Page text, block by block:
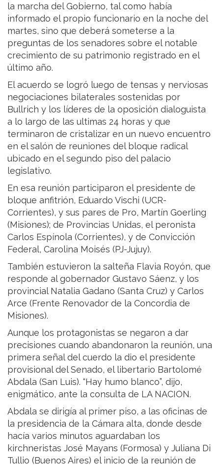
la marcha del Gobierno, tal como había
informado el propio funcionario en la noche del
martes, sino que deberá someterse a la
preguntas de los senadores sobre el notable
crecimiento de su patrimonio registrado en el
último año.
El acuerdo se logró luego de tensas y nerviosas
negociaciones bilaterales sostenidas por
Bullrich y los líderes de la oposición dialoguista
a lo largo de las ultimas 24 horas y que
terminaron de cristalizar en un nuevo encuentro
en el salón de reuniones del bloque radical
ubicado en el segundo piso del palacio
legislativo.
En esa reunión participaron el presidente de
bloque anfitrión, Eduardo Vischi (UCR-
Corrientes), y sus pares de Pro, Martín Goerling
(Misiones); de Provincias Unidas, el peronista
Carlos Espínola (Corrientes), y de Convicción
Federal, Carolina Moisés (PJ-Jujuy).
También estuvieron la salteña Flavia Royón, que
responde al gobernador Gustavo Sáenz, y los
provincial Natalia Gadano (Santa Cruz) y Carlos
Arce (Frente Renovador de la Concordia de
Misiones).
Aunque los protagonistas se negaron a dar
precisiones cuando abandonaron la reunión, una
primera señal del cuerdo la dio el presidente
provisional del Senado, el libertario Bartolomé
Abdala (San Luis). “Hay humo blanco”, dijo,
enigmático, ante la consulta de LA NACION.
Abdala se dirigía al primer piso, a las oficinas de
la presidencia de la Cámara alta, donde desde
hacía varios minutos aguardaban los
kirchneristas José Mayans (Formosa) y Juliana Di
Tullio (Buenos Aires) el inicio de la reunión de